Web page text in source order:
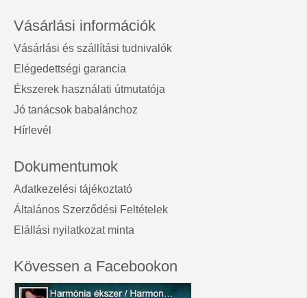
Vásárlási információk
Vásárlási és szállítási tudnivalók
Elégedettségi garancia
Ékszerek használati útmutatója
Jó tanácsok babalánchoz
Hírlevél
Dokumentumok
Adatkezelési tájékoztató
Általános Szerződési Feltételek
Elállási nyilatkozat minta
Kövessen a Facebookon